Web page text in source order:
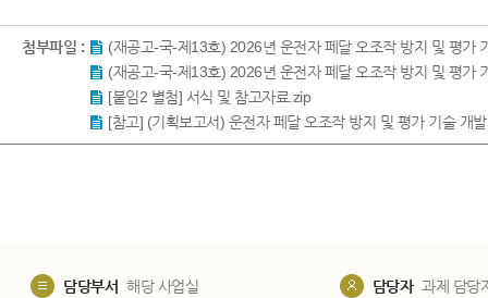
첨부파일 :
(재공고-국-제13호) 2026년 운전자 페달 오조작 방지 및 평가
(재공고-국-제13호) 2026년 운전자 페달 오조작 방지 및 평가
[붙임2 별첨] 서식 및 참고자료.zip
[참고] (기획보고서) 운전자 페달 오조작 방지 및 평가 기술 개
담당부서 해당 사업실 담당자 과제 담당